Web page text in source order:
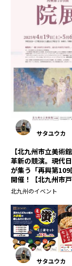
サタユウカ
【北九州市立美術
革新の競演。現代
が集う「再興第109
開催！【北九州市戸
北九州のイベント
サタユウカ